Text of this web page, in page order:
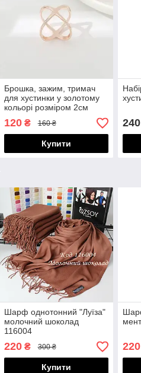
Брошка, зажим, тримач
для хустинки у золотому
кольорі розміром 2см
100102
120₴ 160 ₴
Купити
240
Шарф однотонний "Луїза"
молочний шоколад
116004
220₴ 300 ₴
Купити
220